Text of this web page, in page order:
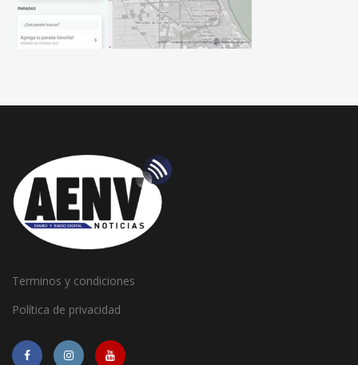
Terminos y condiciones
Política de privacidad